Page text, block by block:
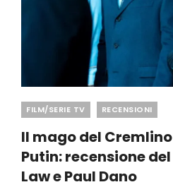
Categories
FILM/SERIE TV RECENSIONI
Il mago del
Putin: recensione
Law e Paul Dano